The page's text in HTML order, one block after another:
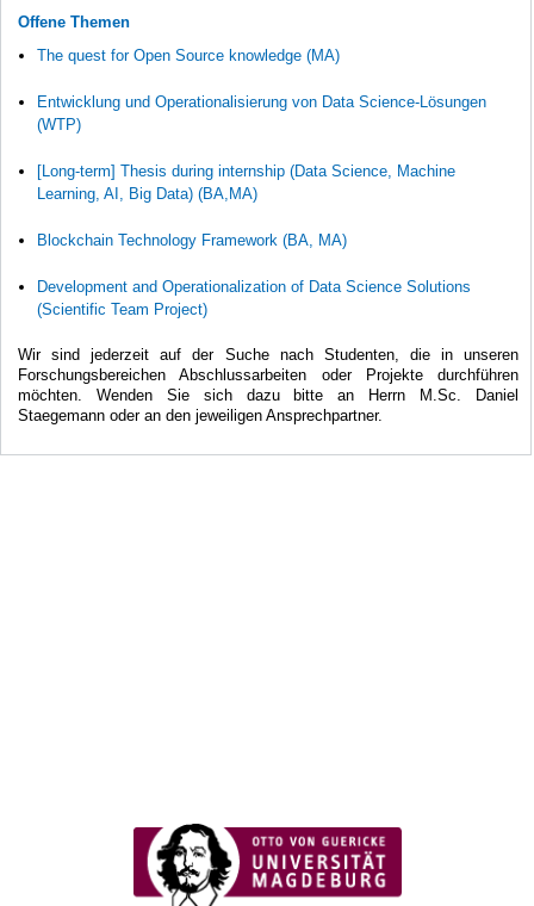
Offene Themen
The quest for Open Source knowledge (MA)
Entwicklung und Operationalisierung von Data Science-Lösungen
(WTP)
[Long-term] Thesis during internship (Data Science, Machine
Learning, AI, Big Data) (BA,MA)
Blockchain Technology Framework (BA, MA)
Development and Operationalization of Data Science Solutions
(Scientific Team Project)
Wir sind jederzeit auf der Suche nach Studenten, die in unseren
Forschungsbereichen Abschlussarbeiten oder Projekte durchführen
möchten. Wenden Sie sich dazu bitte an Herrn M.Sc. Daniel
Staegemann oder an den jeweiligen Ansprechpartner.